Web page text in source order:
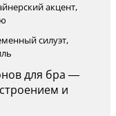
акцент,
силуэт,
для бра —
и